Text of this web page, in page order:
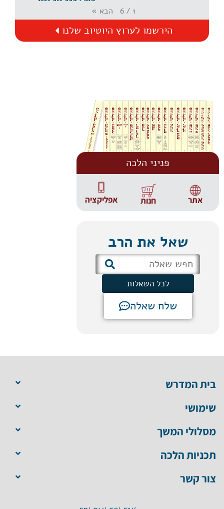
1
/
6 הבא »
הירשמו לערוץ היוטיוב שלנו
פניני הלכה
אתר חנות אפליקציה
שאל את הרב
לכל השאלות
שלח שאלה
בית המדרש
שימושי
מסלולי המשך
תכניות הלכה
צור קשר